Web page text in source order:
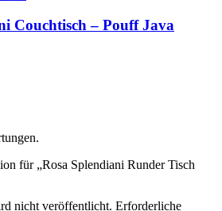
Couchtisch – Pouff Java
für „Rosa Splendiani Runder Tisch
nicht veröffentlicht. Erforderliche